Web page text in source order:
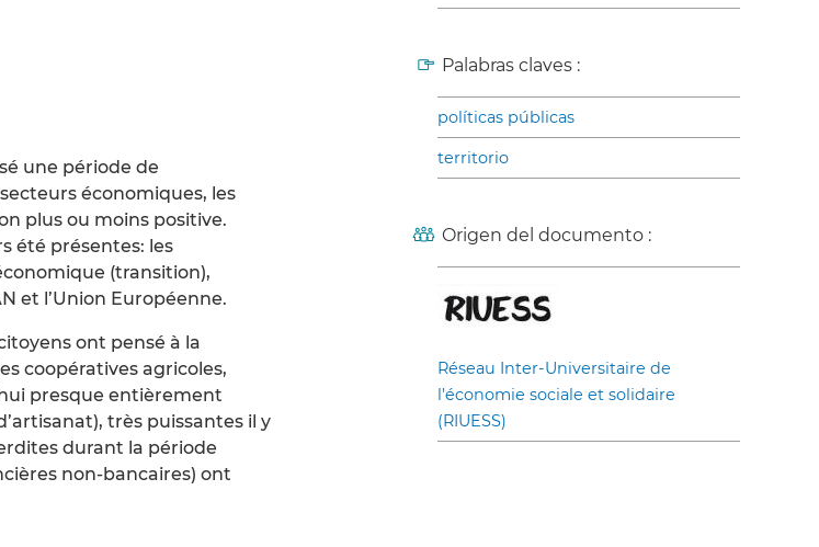
une période de
économiques, les
plus ou moins positive.
été présentes: les
(transition),
et l’Union Européenne.
ont pensé à la
coopératives agricoles,
presque entièrement
très puissantes il y
durant la période
non-bancaires) ont
Palabras claves :
políticas públicas
territorio
Origen del documento :
Réseau Inter-Universitaire de
l’économie sociale et solidaire
(RIUESS)